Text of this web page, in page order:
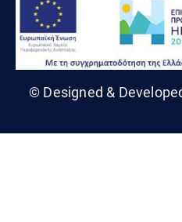
© Designed &